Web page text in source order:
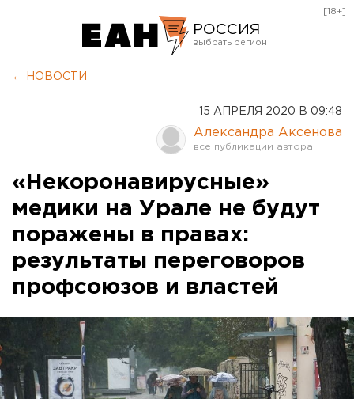
РОССИЯ
Оренбург
[18+]
← НОВОСТИ
15 АПРЕЛЯ 2020 В 09:48
Александра Аксенова
«Некоронавирусные»
медики на Урале не будут
поражены в правах:
результаты переговоров
профсоюзов и властей